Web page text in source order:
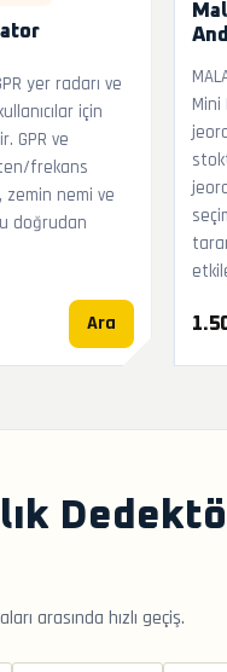
yer radarı ve
için
GPR ve
frekans
zemin nemi ve
doğrudan
Ara
Mini
arasında hızlı geçiş.